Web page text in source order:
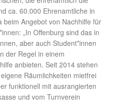
ca. 60.000 Ehrenamtliche in
beim Angebot von Nachhilfe für
„In Offenburg sind das in
aber auch Student*innen
der Regel in einem
anbieten. Seit 2014 stehen
Räumlichkeiten mietfrei
funktionell mit ausrangierten
und vom Turnverein